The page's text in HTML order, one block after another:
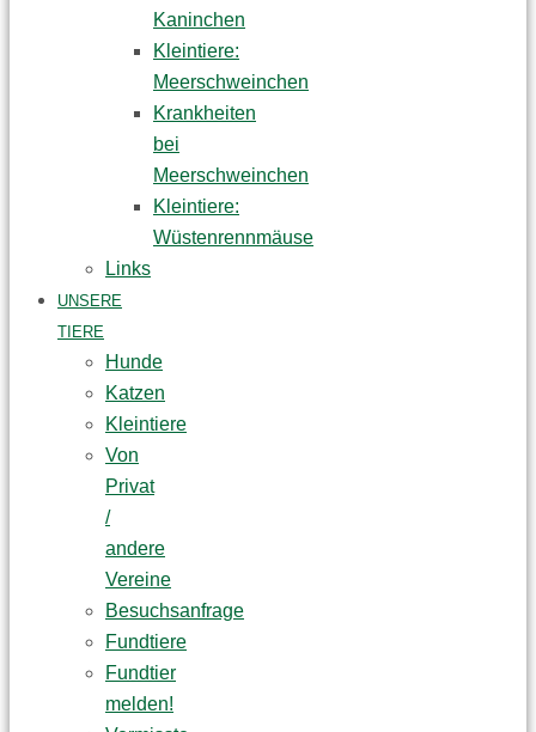
Kaninchen
Kleintiere:
Meerschweinchen
Krankheiten
bei
Meerschweinchen
Kleintiere:
Wüstenrennmäuse
Links
UNSERE
TIERE
Hunde
Katzen
Kleintiere
Von
Privat
/
andere
Vereine
Besuchsanfrage
Fundtiere
Fundtier
melden!